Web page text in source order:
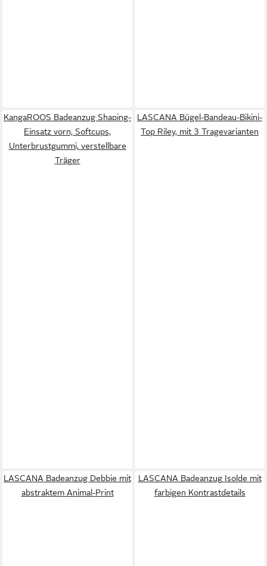
KangaROOS Badeanzug Shaping-
Einsatz vorn, Softcups,
Unterbrustgummi, verstellbare
Träger
LASCANA Bügel-Bandeau-Bikini-
Top Riley, mit 3 Tragevarianten
LASCANA Badeanzug Debbie mit
abstraktem Animal-Print
LASCANA Badeanzug Isolde mit
farbigen Kontrastdetails